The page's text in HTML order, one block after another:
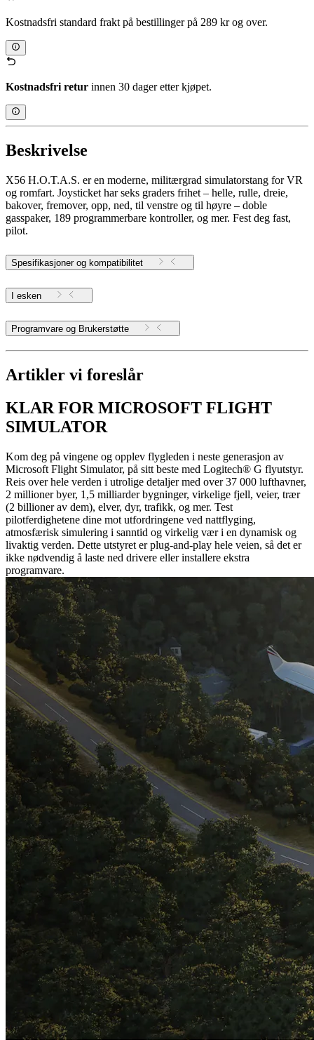
Kostnadsfri standard frakt på bestillinger på 289 kr og over.
Kostnadsfri retur innen 30 dager etter kjøpet.
Beskrivelse
X56 H.O.T.A.S. er en moderne, militærgrad simulatorstang for VR
og romfart. Joysticket har seks graders frihet – helle, rulle, dreie,
bakover, fremover, opp, ned, til venstre og til høyre – doble
gasspaker, 189 programmerbare kontroller, og mer. Fest deg fast,
pilot.
Spesifikasjoner og kompatibilitet
I esken
Programvare og Brukerstøtte
Artikler vi foreslår
KLAR FOR MICROSOFT FLIGHT
SIMULATOR
Kom deg på vingene og opplev flygleden i neste generasjon av
Microsoft Flight Simulator, på sitt beste med Logitech® G flyutstyr.
Reis over hele verden i utrolige detaljer med over 37 000 lufthavner,
2 millioner byer, 1,5 milliarder bygninger, virkelige fjell, veier, trær
(2 billioner av dem), elver, dyr, trafikk, og mer. Test
pilotferdighetene dine mot utfordringene ved nattflyging,
atmosfærisk simulering i sanntid og virkelig vær i en dynamisk og
livaktig verden. Dette utstyret er plug-and-play hele veien, så det er
ikke nødvendig å laste ned drivere eller installere ekstra
programvare.